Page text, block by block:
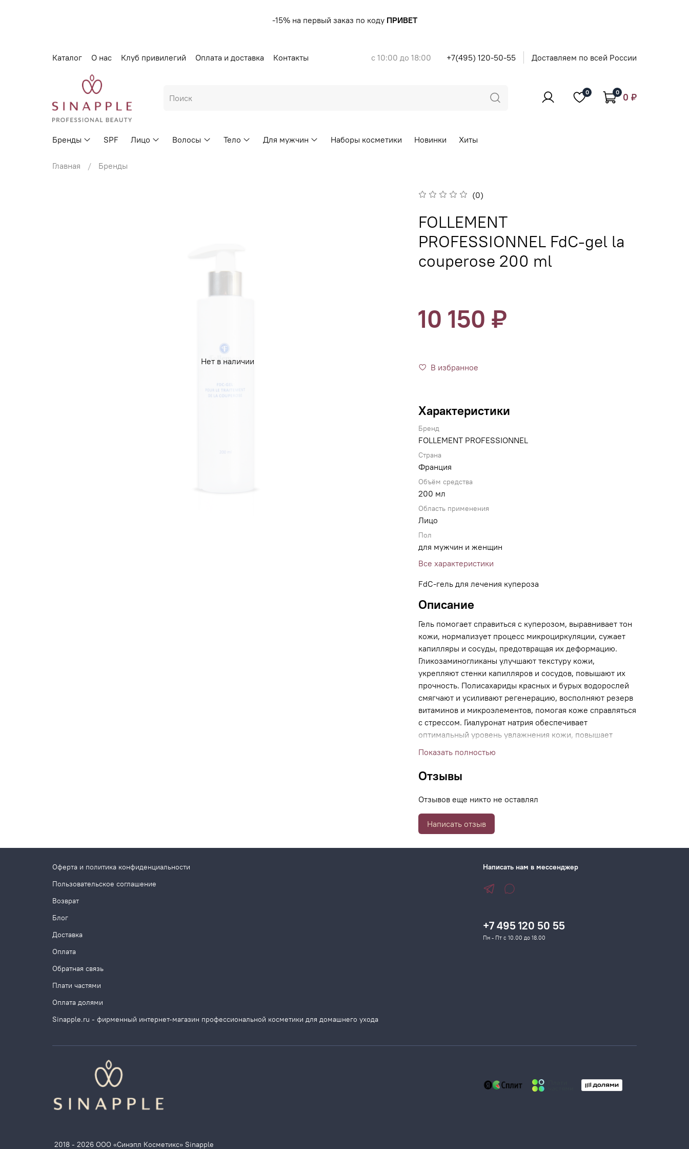
-15% на первый заказ по коду ПРИВЕТ
Каталог О нас Клуб привилегий Оплата и доставка Контакты с 10:00 до 18:00 +7(495) 120-50-55 Доставляем по всей России
0 0 0 ₽
Бренды SPF Лицо Волосы Тело Для мужчин Наборы косметики Новинки Хиты
Главная Бренды
Нет в наличии
(0)
FOLLEMENT
PROFESSIONNEL FdC-gel la
couperose 200 ml
10 150 ₽
В избранное
Характеристики
Бренд
FOLLEMENT PROFESSIONNEL
Страна
Франция
Объём средства
200 мл
Область применения
Лицо
Пол
для мужчин и женщин
Все характеристики
FdC-гель для лечения купероза
Описание
Гель помогает справиться с куперозом, выравнивает тон
кожи, нормализует процесс микроциркуляции, сужает
капилляры и сосуды, предотвращая их деформацию.
Гликозаминогликаны улучшают текстуру кожи,
укрепляют стенки капилляров и сосудов, повышают их
прочность. Полисахариды красных и бурых водорослей
смягчают и усиливают регенерацию, восполняют резерв
витаминов и микроэлементов, помогая коже справляться
с стрессом. Гиалуронат натрия обеспечивает
оптимальный уровень увлажнения кожи, повышает
эластичность, предотвращает сухость и обезвоживание
Отрицательная ионизация.
Методики: ионофорез, фонофорез, лазерофорез.
Показать полностью
Отзывы
Отзывов еще никто не оставлял
Написать отзыв
Оферта и политика конфиденциальности
Пользовательское соглашение
Возврат
Блог
Доставка
Оплата
Обратная связь
Плати частями
Оплата долями
Sinapple.ru - фирменный интернет-магазин профессиональной косметики для домашнего ухода
Написать нам в мессенджер
+7 495 120 50 55
Пн - Пт с 10.00 до 18.00
2018 - 2026 ООО «Синэпл Косметикс» Sinapple